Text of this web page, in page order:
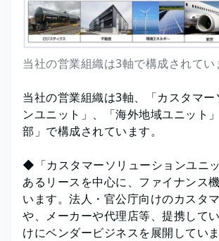
当社の営業組織は3軸で構成されてい
当社の営業組織は3軸、「カスタマー
ンユニット」、「海外地域ユニット
部」で構成されています。
◆「カスタマーソリューションユニ
あるリースを中心に、ファイナンス
います。法人・官公庁向けのカスタ
や、メーカーや代理店等、提携して
けにベンダービジネスを展開していま